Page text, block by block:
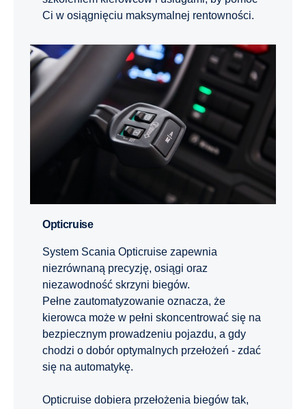
Ci w osiągnięciu maksymalnej rentowności.
Opticruise
System Scania Opticruise zapewnia
niezrównaną precyzję, osiągi oraz
niezawodność skrzyni biegów.
Pełne zautomatyzowanie oznacza, że
kierowca może w pełni skoncentrować się na
bezpiecznym prowadzeniu pojazdu, a gdy
chodzi o dobór optymalnych przełożeń - zdać
się na automatykę.
Opticruise dobiera przełożenia biegów tak,